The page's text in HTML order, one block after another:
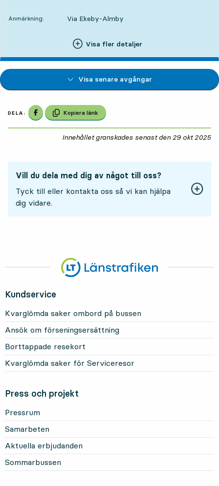
Anmärkning: Via Ekeby-Almby
Visa fler detaljer
Visa senare avgångar
DELA: Dela på Facebook
Kopiera länk
Innehållet granskades senast den 29 okt 2025
Vill du dela med dig av något till oss?
Tyck till eller kontakta oss så vi kan hjälpa
dig vidare.
Kundservice
Kvarglömda saker ombord på bussen
Ansök om förseningsersättning
Borttappade resekort
Kvarglömda saker för Serviceresor
Press och projekt
Pressrum
Samarbeten
Aktuella erbjudanden
Sommarbussen